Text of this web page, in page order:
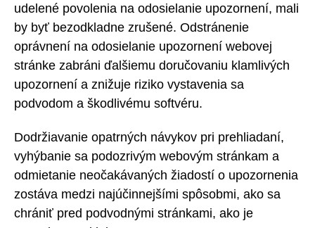
udelené povolenia na odosielanie upozornení, mali
by byť bezodkladne zrušené. Odstránenie
oprávnení na odosielanie upozornení webovej
stránke zabráni ďalšiemu doručovaniu klamlivých
upozornení a znižuje riziko vystavenia sa
podvodom a škodlivému softvéru.
Dodržiavanie opatrných návykov pri prehliadaní,
vyhýbanie sa podozrivým webovým stránkam a
odmietanie neočakávaných žiadostí o upozornenia
zostáva medzi najúčinnejšími spôsobmi, ako sa
chrániť pred podvodnými stránkami, ako je